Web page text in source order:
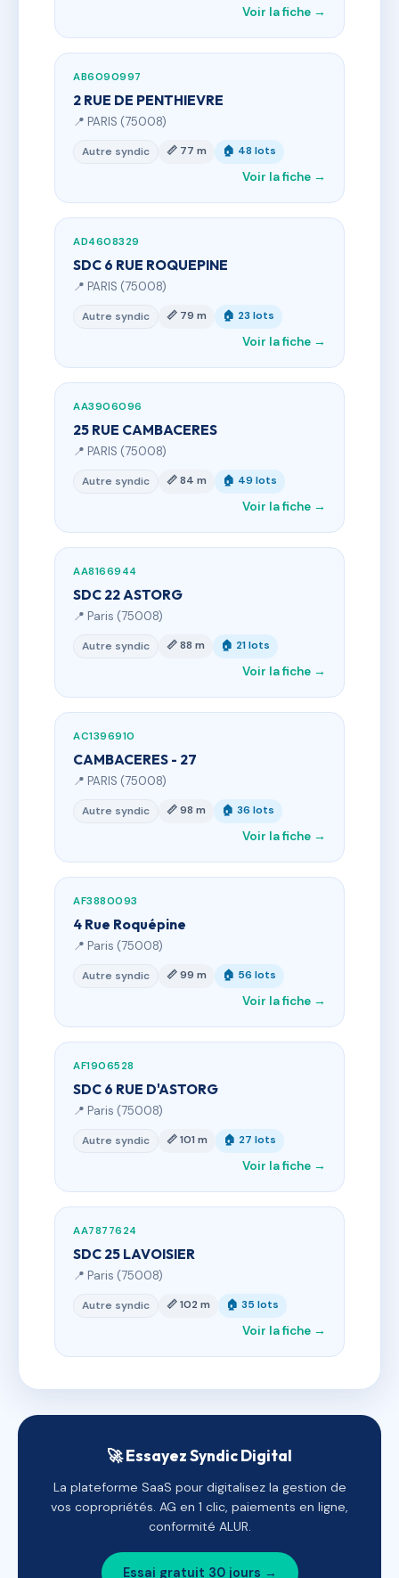
Voir la fiche →
AB6090997
2 RUE DE PENTHIEVRE
📍 PARIS (75008)
Autre syndic 📏 77 m 🏠 48 lots
Voir la fiche →
AD4608329
SDC 6 RUE ROQUEPINE
📍 PARIS (75008)
Autre syndic 📏 79 m 🏠 23 lots
Voir la fiche →
AA3906096
25 RUE CAMBACERES
📍 PARIS (75008)
Autre syndic 📏 84 m 🏠 49 lots
Voir la fiche →
AA8166944
SDC 22 ASTORG
📍 Paris (75008)
Autre syndic 📏 88 m 🏠 21 lots
Voir la fiche →
AC1396910
CAMBACERES - 27
📍 PARIS (75008)
Autre syndic 📏 98 m 🏠 36 lots
Voir la fiche →
AF3880093
4 Rue Roquépine
📍 Paris (75008)
Autre syndic 📏 99 m 🏠 56 lots
Voir la fiche →
AF1906528
SDC 6 RUE D'ASTORG
📍 Paris (75008)
Autre syndic 📏 101 m 🏠 27 lots
Voir la fiche →
AA7877624
SDC 25 LAVOISIER
📍 Paris (75008)
Autre syndic 📏 102 m 🏠 35 lots
Voir la fiche →
🚀 Essayez Syndic Digital
La plateforme SaaS pour digitalisez la gestion de
vos copropriétés. AG en 1 clic, paiements en ligne,
conformité ALUR.
Essai gratuit 30 jours →